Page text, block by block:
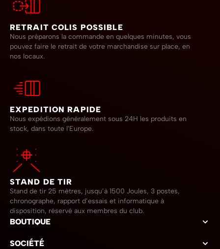
RETRAIT COLIS POSSIBLE
Nous préparons la commande en quelques minutes, vous
pouvez faire le retrait de votre marchandise sur place, en
nos locaux.
EXPEDITION RAPIDE
Nous expédions généralement sous 24H les produits en
stock, dans toute l'Europe.
STAND DE TIR
Stand de tir 25 mètres, jusqu’à 1500 Joules, 3 postes,
chronographe, rapport d’essais et informatique à
disposition, réservé aux membres du club.
BOUTIQUE
SOCIÉTÉ